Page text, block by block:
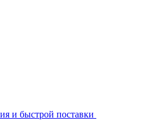
и быстрой поставки